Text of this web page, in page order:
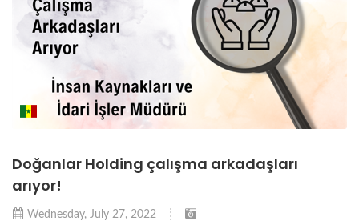
Doğanlar Holding çalışma arkadaşları
arıyor!
Wednesday, July 27, 2022